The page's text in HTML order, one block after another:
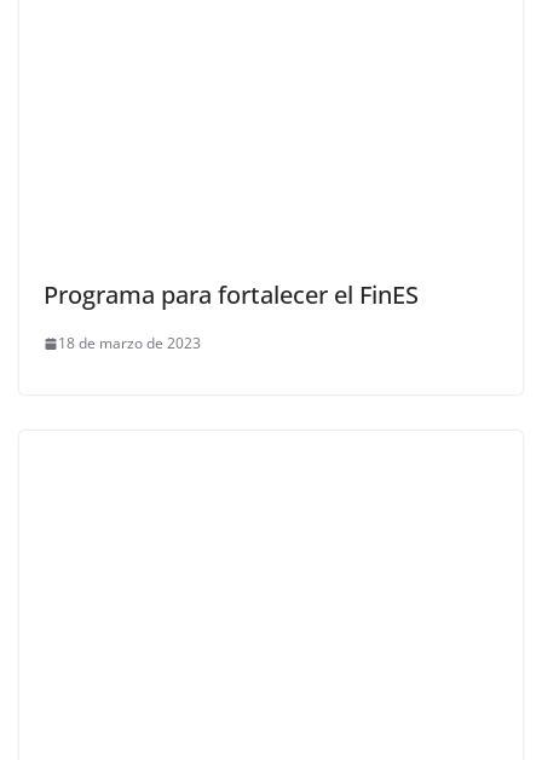
Programa para fortalecer el FinES
18 de marzo de 2023